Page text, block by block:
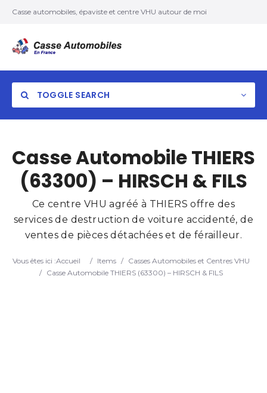
Casse automobiles, épaviste et centre VHU autour de moi
TOGGLE SEARCH
Casse Automobile THIERS
(63300) – HIRSCH & FILS
Ce centre VHU agréé à THIERS offre des
services de destruction de voiture accidenté, de
ventes de pièces détachées et de férailleur.
Vous êtes ici :Accueil / Items / Casses Automobiles et Centres VHU
/ Casse Automobile THIERS (63300) – HIRSCH & FILS